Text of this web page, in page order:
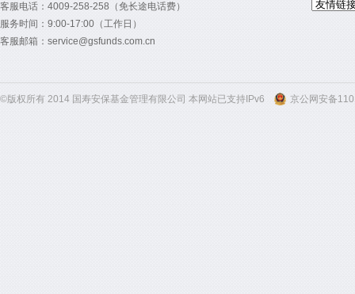
客服电话：4009-258-258（免长途电话费）
服务时间：9:00-17:00（工作日）
客服邮箱：service@gsfunds.com.cn
©版权所有 2014 国寿安保基金管理有限公司 本网站已支持IPv6 京公网安备